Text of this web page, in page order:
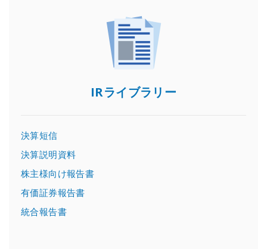
IRライブラリー
決算短信
決算説明資料
株主様向け報告書
有価証券報告書
統合報告書